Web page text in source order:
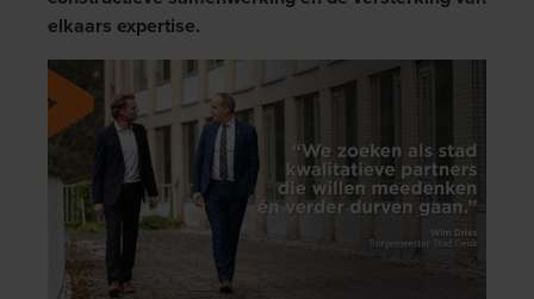
elkaars expertise.